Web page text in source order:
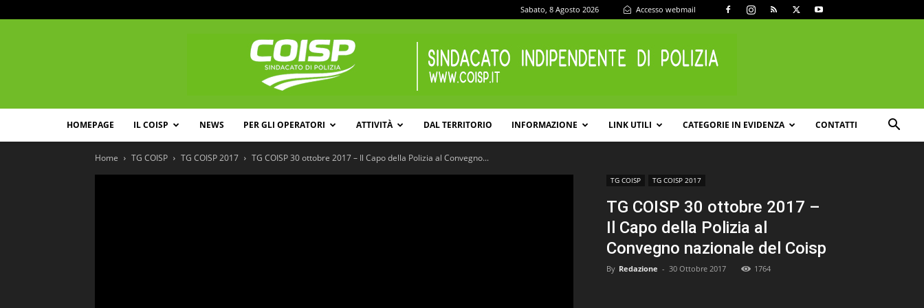
Sabato, 8 Agosto 2026 Accesso webmail
COISP
HOMEPAGE IL COISP NEWS PER GLI OPERATORI ATTIVITÀ DAL TERRITORIO INFORMAZIONE LINK UTILI CATEGORIE IN EVIDENZA CONTATTI
Home TG COISP TG COISP 2017 TG COISP 30 ottobre 2017 – Il Capo della Polizia al Convegno...
TG COISP TG COISP 2017
TG COISP 30 ottobre 2017 –
Il Capo della Polizia al
Convegno nazionale del Coisp
By Redazione - 30 Ottobre 2017 1764